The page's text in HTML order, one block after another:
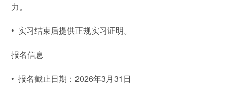
力。
• 实习结束后提供正规实习证明。
报名信息
•报名截止日期：2026年3月31日